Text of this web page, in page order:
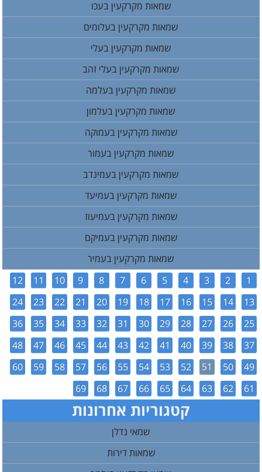
שמאות מקרקעין בעכו
שמאות מקרקעין בעלומים
שמאות מקרקעין בעלי
שמאות מקרקעין בעלי זהב
שמאות מקרקעין בעלמה
שמאות מקרקעין בעלמון
שמאות מקרקעין בעמוקה
שמאות מקרקעין בעמור
שמאות מקרקעין בעמינדב
שמאות מקרקעין בעמיעד
שמאות מקרקעין בעמיעוז
שמאות מקרקעין בעמיקם
שמאות מקרקעין בעמיר
1
2
3
4
5
6
7
8
9
10
11
12
13
14
15
16
17
18
19
20
21
22
23
24
25
26
27
28
29
30
31
32
33
34
35
36
37
38
39
40
41
42
43
44
45
46
47
48
49
50
51
52
53
54
55
56
57
58
59
60
61
62
63
64
65
66
67
68
69
קטגוריות אחרונות
שמאי נדלן
שמאות דירות